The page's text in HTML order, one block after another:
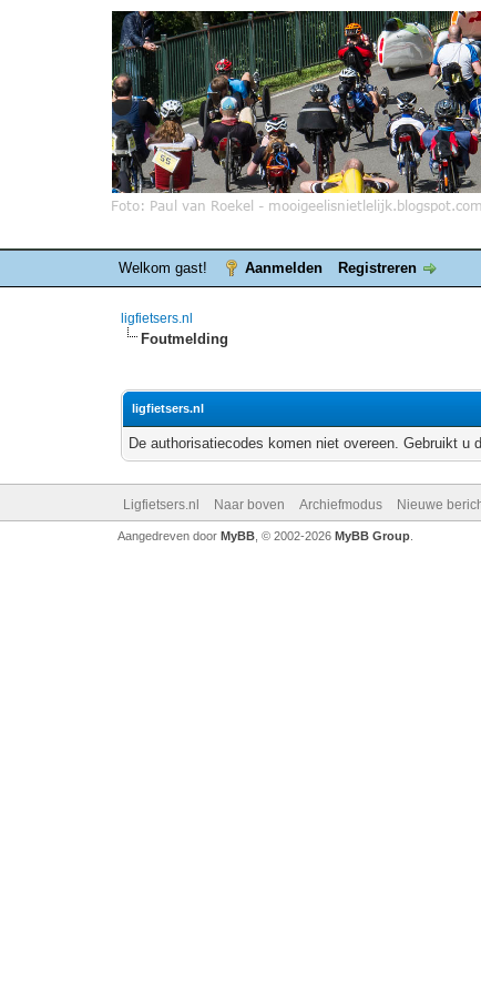
Welkom gast! Aanmelden Registreren
ligfietsers.nl
Foutmelding
ligfietsers.nl
De authorisatiecodes komen niet overeen. Gebruikt u
Ligfietsers.nl Naar boven Archiefmodus Nieuwe
Aangedreven door MyBB, © 2002-2026 MyBB Group.